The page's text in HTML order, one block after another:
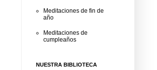
Meditaciones de fin de
año
Meditaciones de
cumpleaños
NUESTRA BIBLIOTECA